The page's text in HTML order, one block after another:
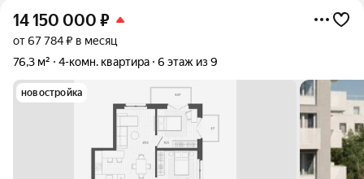
14 150 000 ₽
от 67 784 ₽ в месяц
76,3 м²
4-комн. квартира 6 этаж из 9
новостройка